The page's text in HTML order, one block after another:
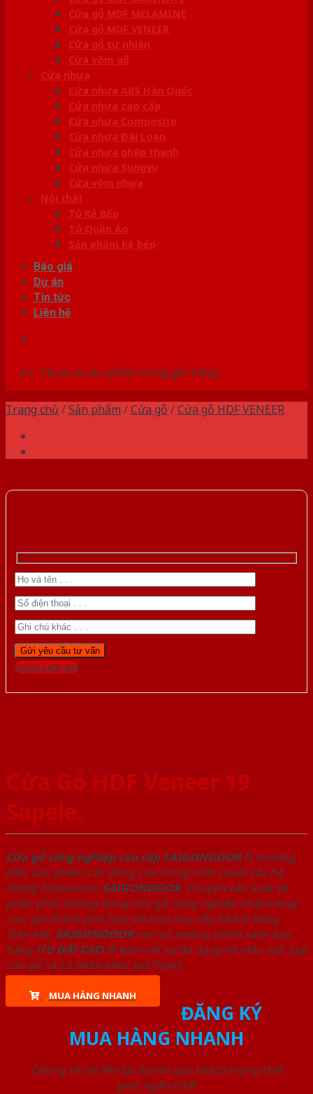
Cửa gỗ MDF MELAMINE
Cửa gỗ MDF VENEER
Cửa gỗ tự nhiên
Cửa vòm gỗ
Cửa nhựa
Cửa nhựa ABS Hàn Quốc
Cửa nhựa cao cấp
Cửa nhựa Composite
Cửa nhựa Đài Loan
Cửa nhựa ghép thanh
Cửa nhựa Sungyu
Cửa vòm nhựa
Nội thất
Tủ Kệ Bếp
Tủ Quần Áo
Sản phẩm Kệ bếp
Báo giá
Dự án
Tin tức
Liên hệ
Chưa có sản phẩm trong giỏ hàng.
Trang chủ /Sản phẩm /Cửa gỗ /Cửa gỗ HDF VENEER
Gọi 0824.400.400
Cửa Gỗ HDF Veneer 19
Sapele.
Cửa gỗ công nghiệp cao cấp SAIGONDOORlà thương
hiệu sản phẩm các dòng cửa trong một chuỗi các hệ
thống Showroom SAIGONDOOR. Chuyên sản xuất và
phân phối những dòng cửa gỗ công nghiệp chất lượng
cao, giá thành phù hợp với mọi nhu cầu khách hàng.
Trên hết, SAIGONDOORcòn có những chính sách bán
hàng ƯU ĐÃI CAOđi kèm với sự đa dạng về mẫu mã, loại
cửa gỗ và cả phân khúc giá thành.
MUA HÀNG NHANH
ĐĂNG KÝ
MUA HÀNG NHANH
Chúng tôi sẽ liên lạc lại với quý khách trong thời
gian ngắn nhất